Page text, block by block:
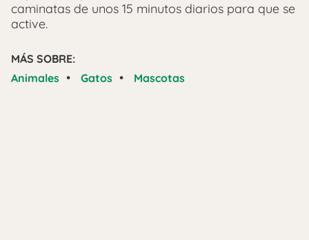
caminatas de unos 15 minutos diarios para que se
active.
MÁS SOBRE:
Animales • Gatos • Mascotas